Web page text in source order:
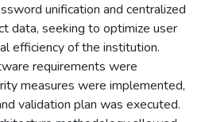
unification and centralized
data, seeking to optimize user
efficiency of the institution.
requirements were
measures were implemented,
validation plan was executed.